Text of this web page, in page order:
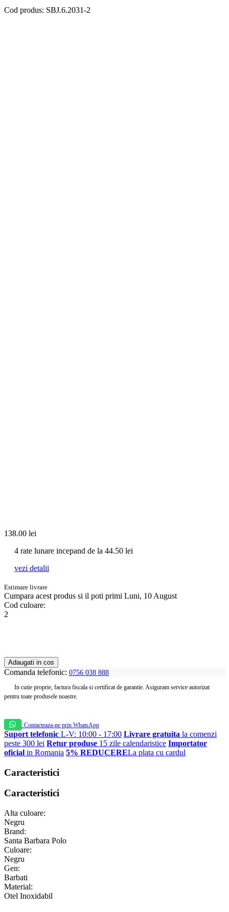
Cod produs: SBJ.6.2031-2
138.00 lei
4 rate lunare incepand de la 44.50 lei
vezi detalii
Estimare livrare
Cumpara acest produs si il poti primi Luni, 10 August
Cod culoare:
2
Adaugati in cos
Comanda telefonic: 0756 038 888
In cutie proprie, factura fiscala si certificat de garantie. Asiguram service autorizat
pentru toate produsele noastre.
Contacteaza-ne prin WhatsApp
Suport telefonic L-V: 10:00 - 17:00 Livrare gratuita la comenzi
peste 300 lei Retur produse 15 zile calendaristice Importator
oficial in Romania 5% REDUCERELa plata cu cardul
Caracteristici
Caracteristici
Alta culoare:
Negru
Brand:
Santa Barbara Polo
Culoare:
Negru
Gen:
Barbati
Material:
Otel Inoxidabil